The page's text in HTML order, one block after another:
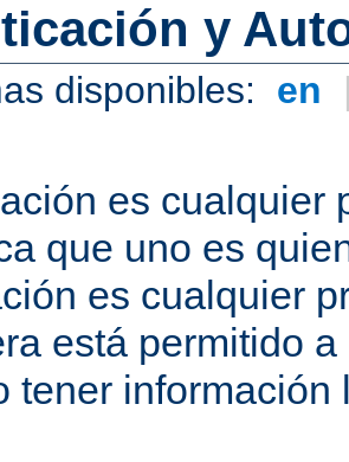
y
disponibles: en
es cualquier
que uno es
es cualquier
está permitido
tener información